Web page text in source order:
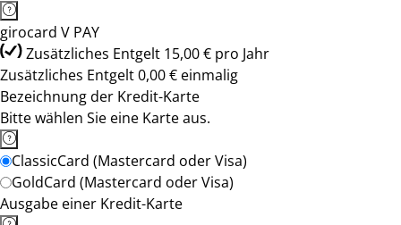
girocard V PAY
Zusätzliches Entgelt 15,00 € pro Jahr
Zusätzliches Entgelt 0,00 € einmalig
Bezeichnung der Kredit-Karte
Bitte wählen Sie eine Karte aus.
ClassicCard (Mastercard oder Visa)
GoldCard (Mastercard oder Visa)
Ausgabe einer Kredit-Karte